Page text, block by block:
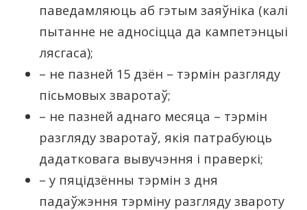
паведамляюць аб гэтым заяўніка (калі
пытанне не адносіцца да кампетэнцыі
лясгаса);
– не пазней 15 дзён – тэрмін разгляду
пісьмовых зваротаў;
– не пазней аднаго месяца – тэрмін
разгляду зваротаў, якія патрабуюць
дадатковага вывучэння і праверкі;
– у пяцідзённы тэрмін з дня
падаўжэння тэрміну разгляду звароту